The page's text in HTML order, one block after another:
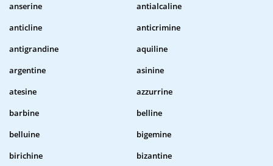
anserine
antialcaline
anticline
anticrimine
antigrandine
aquiline
argentine
asinine
atesine
azzurrine
barbine
belline
belluine
bigemine
birichine
bizantine